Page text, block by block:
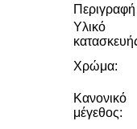
Υλικό
Χρώμα:
Κανονικό
μέγεθος: